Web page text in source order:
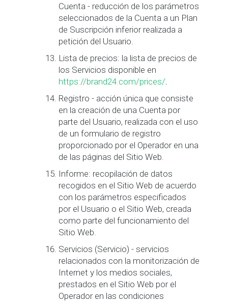
Cuenta - reducción de los parámetros
seleccionados de la Cuenta a un Plan
de Suscripción inferior realizada a
petición del Usuario.
Lista de precios: la lista de precios de
los Servicios disponible en
https://brand24.com/prices/.
Registro - acción única que consiste
en la creación de una Cuenta por
parte del Usuario, realizada con el uso
de un formulario de registro
proporcionado por el Operador en una
de las páginas del Sitio Web.
Informe: recopilación de datos
recogidos en el Sitio Web de acuerdo
con los parámetros especificados
por el Usuario o el Sitio Web, creada
como parte del funcionamiento del
Sitio Web.
Servicios (Servicio) - servicios
relacionados con la monitorización de
Internet y los medios sociales,
prestados en el Sitio Web por el
Operador en las condiciones